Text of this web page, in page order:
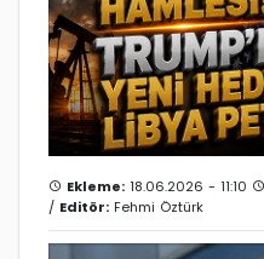
Ekleme: 18.06.2026 - 11:10
/ Editör: Fehmi Öztürk